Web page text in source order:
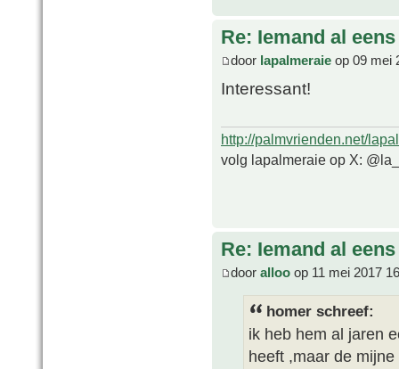
Re: Iemand al
door lapalmeraie op 09 mei
Interessant!
http://palmvrienden.net/
volg lapalmeraie op X:
Re: Iemand al
door alloo op 11 mei 2017
homer schreef:
ik heb hem al jaren
heeft ,maar de